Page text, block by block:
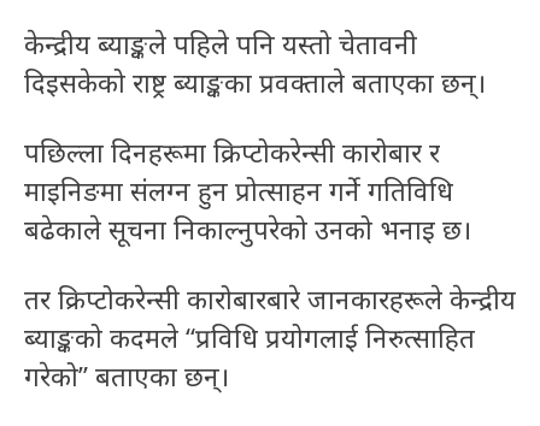
केन्द्रीय ब्याङ्कले पहिले पनि यस्तो चेतावनी
दिइसकेको राष्ट्र ब्याङ्कका प्रवक्ताले बताएका छन्।
पछिल्ला दिनहरूमा क्रिप्टोकरेन्सी कारोबार र
माइनिङमा संलग्न हुन प्रोत्साहन गर्ने गतिविधि
बढेकाले सूचना निकाल्नुपरेको उनको भनाइ छ।
तर क्रिप्टोकरेन्सी कारोबारबारे जानकारहरूले केन्द्रीय
ब्याङ्कको कदमले “प्रविधि प्रयोगलाई निरुत्साहित
गरेको” बताएका छन्।